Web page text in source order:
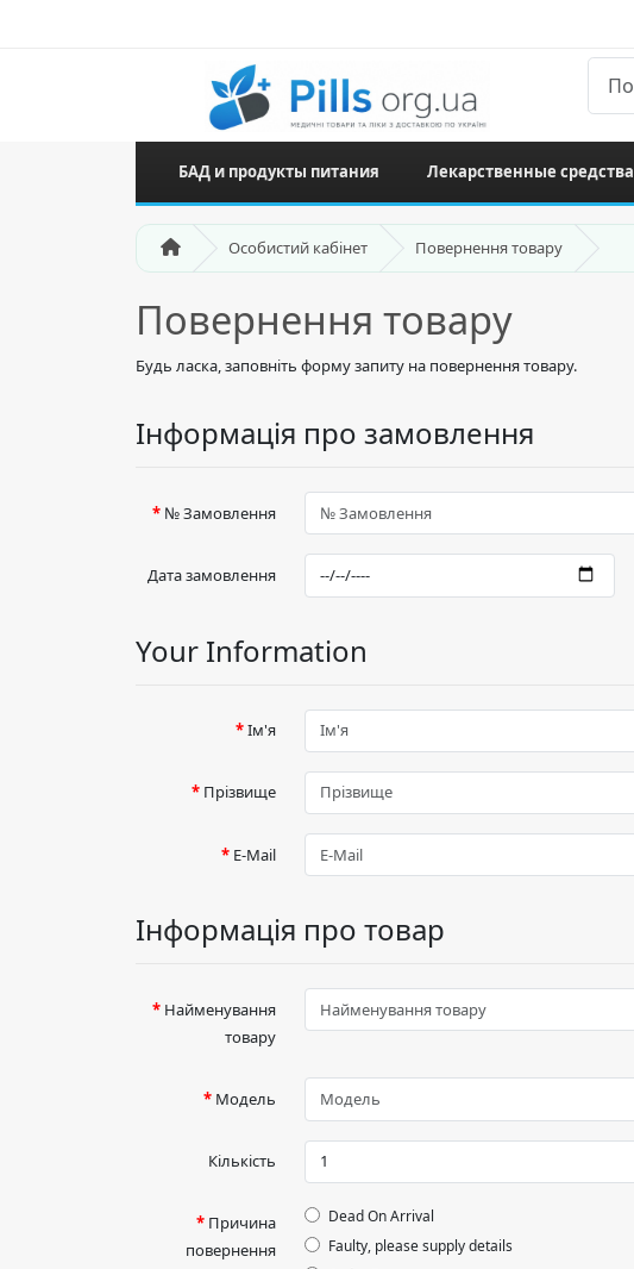
БАД и продукты питания Лекарственные средства
Особистий кабінет Повернення товару
Повернення товару
Будь ласка, заповніть форму запиту на повернення товару.
Інформація про замовлення
№ Замовлення
Дата замовлення
Your Information
Ім'я
Прізвище
E-Mail
Інформація про товар
Найменування
товару
Модель
Кількість
Причина
повернення
Dead On Arrival
Faulty, please supply details